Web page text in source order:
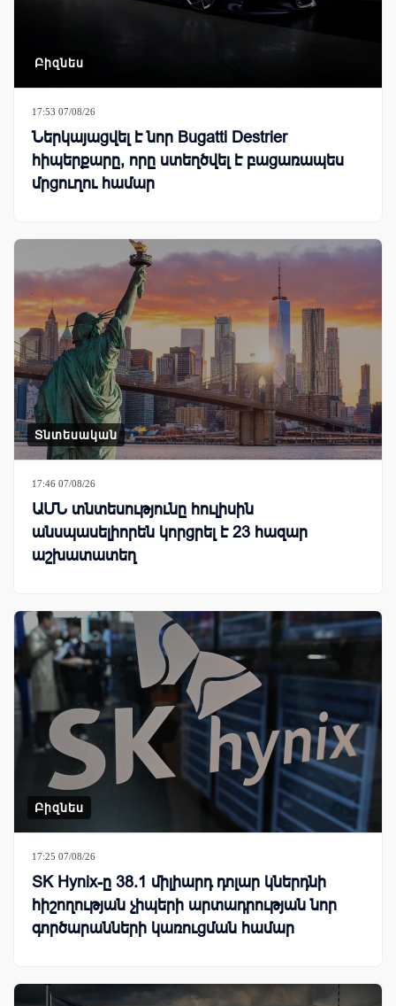
Բիզնես
17:53 07/08/26
Ներկայացվել է նոր Bugatti Destrier
հիպերքարը, որը ստեղծվել է բացառապես
մրցուղու համար
Տնտեսական
17:46 07/08/26
ԱՄՆ տնտեսությունը հուլիսին
անսպասելիորեն կորցրել է 23 հազար
աշխատատեղ
Բիզնես
17:25 07/08/26
SK Hynix-ը 38.1 միլիարդ դոլար կներդնի
հիշողության չիպերի արտադրության նոր
գործարանների կառուցման համար